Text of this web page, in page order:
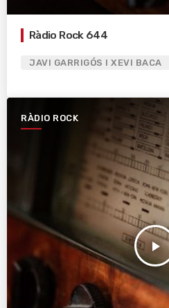
Ràdio Rock 644
JAVI GARRIGÓS I XEVI BACA
RÀDIO ROCK
play_arrow